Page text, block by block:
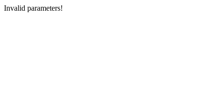
Invalid parameters!